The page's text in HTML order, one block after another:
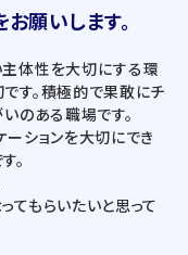
願いします。
主体性を大切にする環
す。積極的で果敢にチ
のある職場です。
ーションを大切にでき
。
てもらいたいと思って